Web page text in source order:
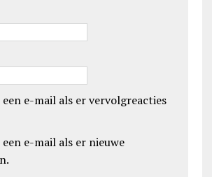
e-mail als er vervolgreacties
e-mail als er nieuwe